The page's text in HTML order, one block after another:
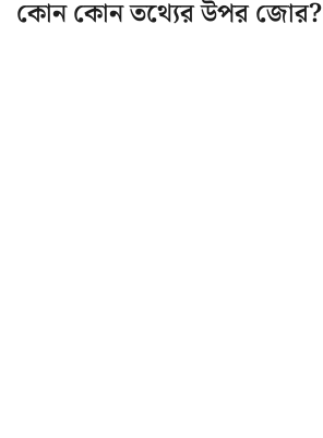
কোন কোন তথ্যের উপর জোর?